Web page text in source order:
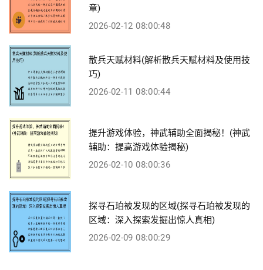
章)
2026-02-12 08:00:48
散兵天赋材料(解析散兵天赋材料及使用技
巧)
2026-02-11 08:00:44
提升游戏体验，神武辅助全面揭秘！(神武
辅助：提高游戏体验揭秘)
2026-02-10 08:00:36
探寻石珀被发现的区域(探寻石珀被发现的
区域：深入探索发掘出惊人真相)
2026-02-09 08:00:29